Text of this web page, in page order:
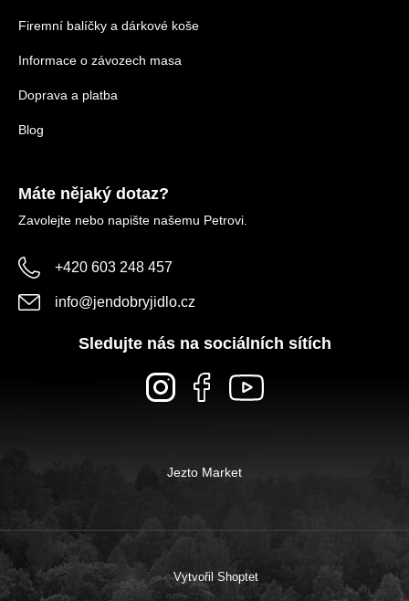
Firemní balíčky a dárkové koše
Informace o závozech masa
Doprava a platba
Blog
Máte nějaký dotaz?
Zavolejte nebo napište našemu Petrovi.
+420 603 248 457
info@jendobryjidlo.cz
Sledujte nás na sociálních sítích
Jezto Market
Vytvořil Shoptet